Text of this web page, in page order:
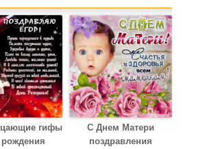
гифы
С Днем Матери
поздравления